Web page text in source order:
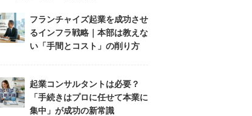
フランチャイズ起業を成功させ
るインフラ戦略｜本部は教えな
い「手間とコスト」の削り方
起業コンサルタントは必要？
「手続きはプロに任せて本業に
集中」が成功の新常識